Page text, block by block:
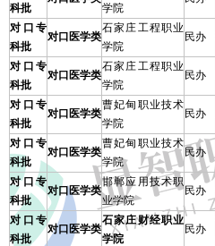
科批
学院
对口专
科批
对口医学类
石家庄工程职业
学院
民办
对口专
科批
对口医学类
石家庄工程职业
学院
民办
对口专
科批
对口医学类
曹妃甸职业技术
学院
民办
对口专
科批
对口医学类
曹妃甸职业技术
学院
民办
对口专
科批
对口医学类
邯郸应用技术职
业学院
民办
对口专
科批
对口医学类
石家庄财经职业
学院
民办